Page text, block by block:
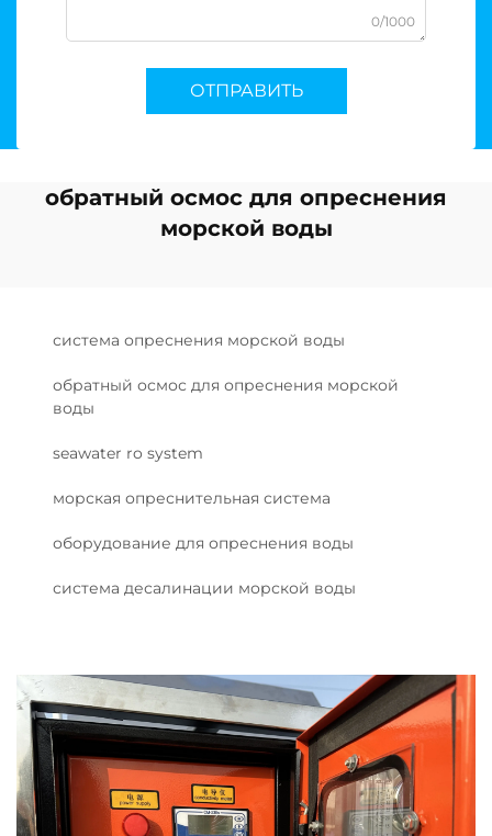
0/1000
ОТПРАВИТЬ
обратный осмос для опреснения
морской воды
система опреснения морской воды
обратный осмос для опреснения морской
воды
seawater ro system
морская опреснительная система
оборудование для опреснения воды
система десалинации морской воды